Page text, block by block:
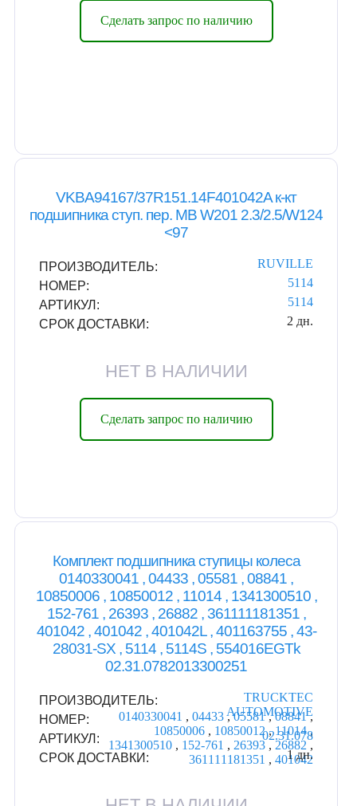
Сделать запрос по наличию
VKBA94167/37R151.14F401042A к-кт
подшипника ступ. пер. MB W201 2.3/2.5/W124
<97
ПРОИЗВОДИТЕЛЬ:
RUVILLE
НОМЕР:
5114
АРТИКУЛ:
5114
СРОК ДОСТАВКИ:
2 дн.
НЕТ В НАЛИЧИИ
Сделать запрос по наличию
Комплект подшипника ступицы колеса
0140330041 , 04433 , 05581 , 08841 ,
10850006 , 10850012 , 11014 , 1341300510 ,
152-761 , 26393 , 26882 , 361111181351 ,
401042 , 401042 , 401042L , 401163755 , 43-
28031-SX , 5114 , 5114S , 554016EGTk
02.31.0782013300251
ПРОИЗВОДИТЕЛЬ:
TRUCKTEC
AUTOMOTIVE
НОМЕР: 0140330041 ,04433,05581,08841,
10850006 , 10850012,11014,
1341300510 , 152-761 , 26393 , 26882 ,
361111181351 ,401042
АРТИКУЛ:
02.31.078
СРОК ДОСТАВКИ:
1 дн.